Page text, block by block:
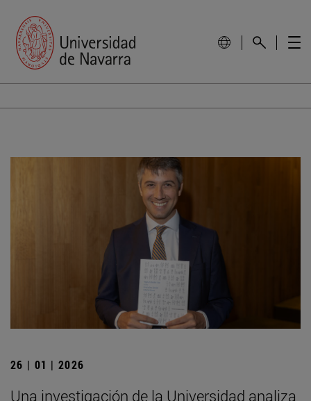
26 | 01 | 2026
Una investigación de la Universidad analiza